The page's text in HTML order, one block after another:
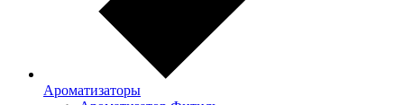
Ароматизаторы